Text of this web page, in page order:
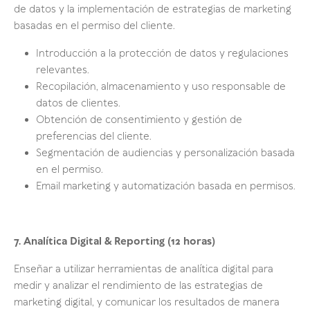
de datos y la implementación de estrategias de marketing
basadas en el permiso del cliente.
Introducción a la protección de datos y regulaciones
relevantes.
Recopilación, almacenamiento y uso responsable de
datos de clientes.
Obtención de consentimiento y gestión de
preferencias del cliente.
Segmentación de audiencias y personalización basada
en el permiso.
Email marketing y automatización basada en permisos.
7. Analítica Digital & Reporting (12 horas)
Enseñar a utilizar herramientas de analítica digital para
medir y analizar el rendimiento de las estrategias de
marketing digital, y comunicar los resultados de manera